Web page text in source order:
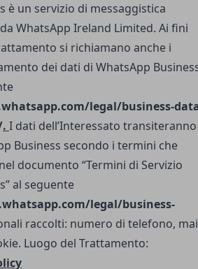
è un servizio di messaggistica
WhatsApp Ireland Limited. Ai fini
si richiamano anche i
dei dati di WhatsApp
legal/business-
. I dati dell’Interessato transiteranno
Business secondo i termini che
documento “Termini di Servizio
al seguente
legal/business-
raccolti: numero di telefono,
Luogo del Trattamento: